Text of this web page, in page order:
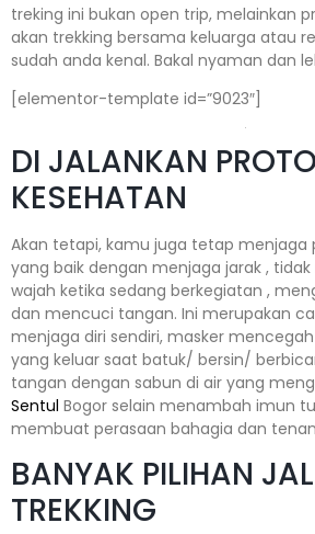
treking ini bukan open trip, melainkan
akan trekking bersama keluarga atau
sudah anda kenal. Bakal nyaman dan
[elementor-template id=”9023″]
DI JALANKAN
KESEHATAN
Akan tetapi, kamu juga tetap menjaga
yang baik dengan menjaga jarak ,
wajah ketika sedang berkegiatan ,
dan mencuci tangan. Ini merupakan
menjaga diri sendiri, masker
yang keluar saat batuk/ bersin/
tangan dengan sabun di air yang
Sentul Bogor selain menambah imun
membuat perasaan bahagia dan
BANYAK PILIHAN
TREKKING